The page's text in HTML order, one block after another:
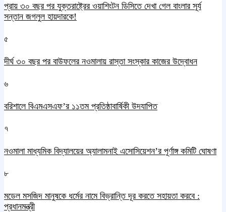
প্রায় ৩০ বছর পর যুক্তরাষ্ট্রের ওয়াশিংটন ডিসিতে দেখা গেল বাংলার সূর্য
সন্তান জগলুল হায়দারকে!
৫
দীর্ঘ ৩০ বছর পর বাউফলের নওমালায় রাস্তা সংস্কার কাজের উদ্বোধন
৬
বরিশালে বিএমএসএফ’র ১১তম প্রতিষ্ঠাবার্ষিকী উদযাপিত
৭
নওমালা মাধ্যমিক বিদ্যালয়ের অ্যালামনাই এসোসিয়েশন’র পূর্ণাঙ্গ কমিটি ঘোষণা
৮
মডেল মসজিদ মানুষকে ধর্মের নামে বিভ্রান্তি দূর করতে সহায়তা করবে :
প্রধানমন্ত্রী